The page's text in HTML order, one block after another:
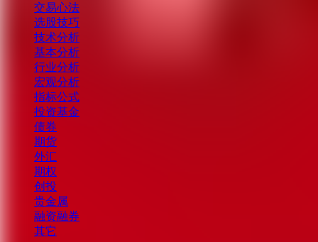
交易心法
选股技巧
技术分析
基本分析
行业分析
宏观分析
指标公式
投资基金
债券
期货
外汇
期权
创投
贵金属
融资融券
其它